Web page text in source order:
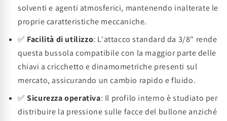
solventi e agenti atmosferici, mantenendo inalterate le
proprie caratteristiche meccaniche.
✅ Facilità di utilizzo: L'attacco standard da 3/8" rende
questa bussola compatibile con la maggior parte delle
chiavi a cricchetto e dinamometriche presenti sul
mercato, assicurando un cambio rapido e fluido.
✅Sicurezza operativa: Il profilo interno è studiato per
distribuire la pressione sulle facce del bullone anziché